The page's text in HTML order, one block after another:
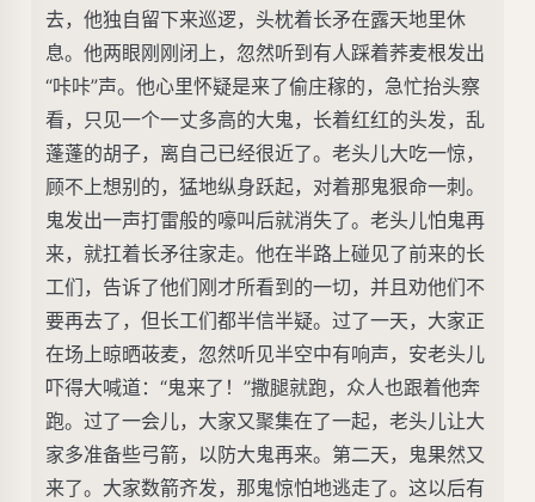
去，他独自留下来巡逻，头枕着长矛在露天地里休
息。他两眼刚刚闭上，忽然听到有人踩着荞麦根发出
“咔咔”声。他心里怀疑是来了偷庄稼的，急忙抬头察
看，只见一个一丈多高的大鬼，长着红红的头发，乱
蓬蓬的胡子，离自己已经很近了。老头儿大吃一惊，
顾不上想别的，猛地纵身跃起，对着那鬼狠命一刺。
鬼发出一声打雷般的嚎叫后就消失了。老头儿怕鬼再
来，就扛着长矛往家走。他在半路上碰见了前来的长
工们，告诉了他们刚才所看到的一切，并且劝他们不
要再去了，但长工们都半信半疑。过了一天，大家正
在场上晾晒荍麦，忽然听见半空中有响声，安老头儿
吓得大喊道：“鬼来了！”撒腿就跑，众人也跟着他奔
跑。过了一会儿，大家又聚集在了一起，老头儿让大
家多准备些弓箭，以防大鬼再来。第二天，鬼果然又
来了。大家数箭齐发，那鬼惊怕地逃走了。这以后有